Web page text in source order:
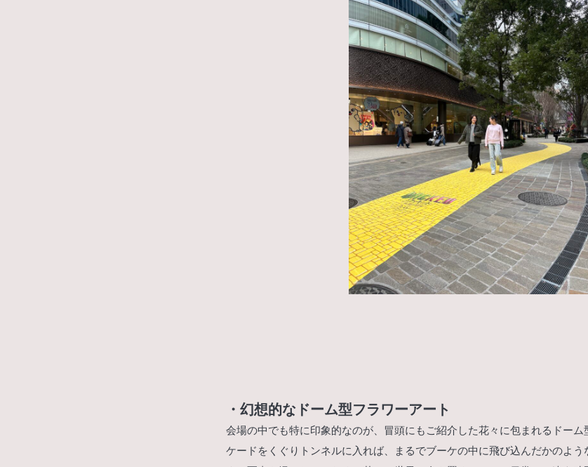
・幻想的なドーム型フラワーアート
会場の中でも特に印象的なのが、冒頭にもご紹介した花々に包まれるドー
ケードをくぐりトンネルに入れば、まるでブーケの中に飛び込んだかのよう